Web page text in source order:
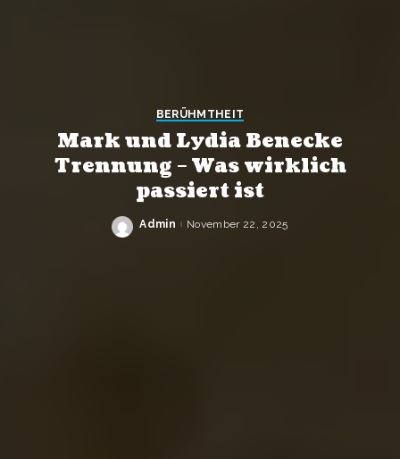
BERÜHMTHEIT
Mark und Lydia Benecke
Trennung – Was wirklich
passiert ist
Posted
Admin November 22, 2025